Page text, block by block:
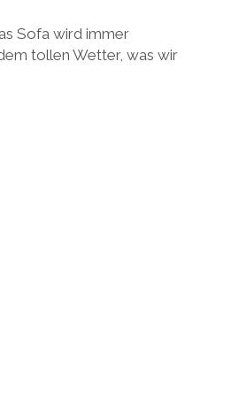
Sofa wird immer
tollen Wetter, was wir